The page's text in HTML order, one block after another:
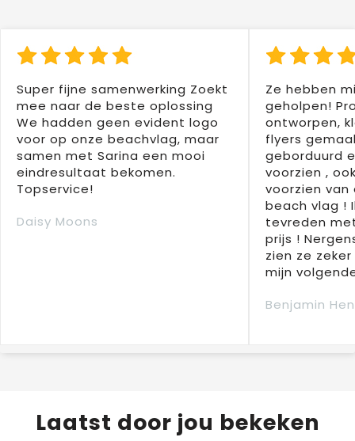
Super fijne samenwerking Zoekt
mee naar de beste oplossing
We hadden geen evident logo
voor op onze beachvlag, maar
samen met Sarina een mooi
eindresultaat bekomen.
Topservice!
Daisy Moons
Ze hebben
geholpen!
ontworpen,
flyers
geborduurd
voorzien ,
voorzien
beach vlag !
tevreden
prijs !
zien ze
mijn
Benjamin
Laatst door jou bekeken